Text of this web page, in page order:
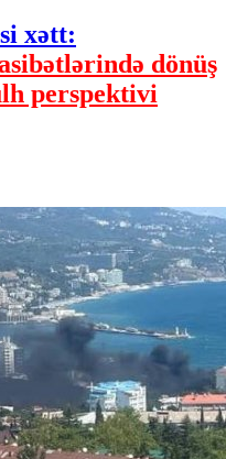
xətt:
dönüş
perspektivi